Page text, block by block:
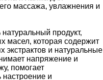
массажа, увлажнения и
продукт,
масел, которая содержит
экстрактов и натуральные
напряжение и
помогает
настроение и